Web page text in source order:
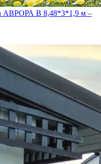
АВРОРА В 8,48*3*1,9 м –